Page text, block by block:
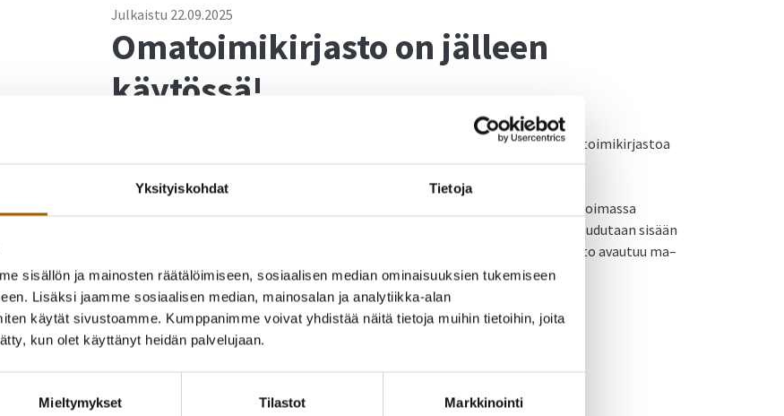
Yksityiskohdat Tietoja
sisällön ja mainosten räätälöimiseen, sosiaalisen median ominaisuuksien tukemiseen
Lisäksi jaamme sosiaalisen median, mainosalan ja analytiikka-alan
käytät sivustoamme. Kumppanimme voivat yhdistää näitä tietoja muihin tietoihin, joita
kun olet käyttänyt heidän palvelujaan.
Mieltymykset Tilastot Markkinointi
Julkaistu 22.09.2025
Omatoimikirjasto on jälleen
käytössä!
Ukkosen aiheuttama vika omatoimijärjestelmässä on saatu korjattua ja omatoimikirjastoa
voi taas käyttää!
Omatoimikirjastoa voi käyttää kirjaston asiakaspalveluaikojen ulkopuolella voimassa
olevalla OUTI-kirjastokortilla ja siihen liitetyllä PIN-koodilla. Kirjastoon kirjaudutaan sisään
piipunpuoleisella ovella olevalla sisäänkirjautumislaitteella. Omatoimikirjasto avautuu ma–
su klo 8.00 ja sulkeutuu klo 21.00.
Myllykirjaston asiakaspalveluajat: ma–ke 12–19, to 9–16 ja pe 12–16.
Takaisin uutisiin